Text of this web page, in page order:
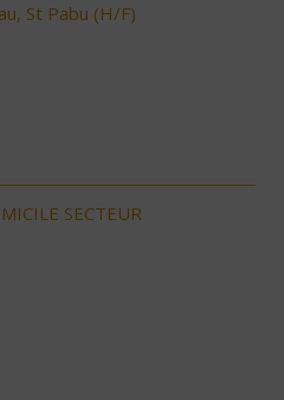
St Pabu (H/F)
SECTEUR